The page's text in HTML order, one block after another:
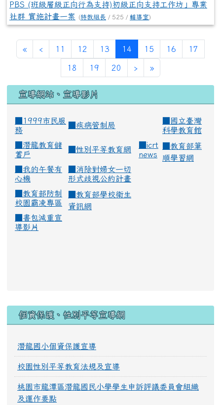
PBS (班級層級正向行為支持)初級正向支持工作坊」專業
社群 實施計畫一案
(特教組長 / 525 / 輔導室)
« ‹ 11 12 13 14 (current)
15 16 17
18 19 20 › »
宣導網站、宣導影片
■1999市民服
務
疾病管制局
國立臺灣
科學教育館
潛龍教育儲
蓄戶
性別平等教育網
icrt
news
教育部筆
順學習網
我的午餐有
心機
消除對婦女一切
形式歧視公約計畫
教育部防制
校園霸凌專區
教育部學校衛生
資訊網
書包減重宣
導影片
個資保護、性別平等宣導網
潛龍國小個資保護宣導
校園性別平等教育法規及宣導
桃園市龍潭區潛龍國民小學學生申訴評議委員會組織
及運作要點